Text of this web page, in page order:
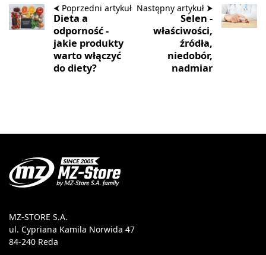
⮜ Poprzedni artykuł
Dieta a
odporność -
jakie produkty
warto włączyć
do diety?
Następny artykuł ⮞
Selen -
właściwości,
źródła,
niedobór,
nadmiar
MZ-STORE S.A.
ul. Cypriana Kamila Norwida 47
84-240 Reda